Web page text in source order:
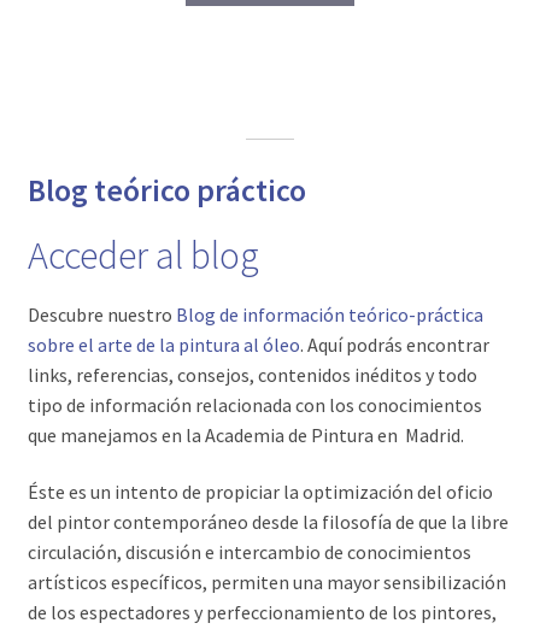
Blog teórico práctico
Acceder al blog
Descubre nuestro Blog de información teórico-práctica
sobre el arte de la pintura al óleo. Aquí podrás encontrar
links, referencias, consejos, contenidos inéditos y todo
tipo de información relacionada con los conocimientos
que manejamos en la Academia de Pintura en Madrid.
Éste es un intento de propiciar la optimización del oficio
del pintor contemporáneo desde la filosofía de que la libre
circulación, discusión e intercambio de conocimientos
artísticos específicos, permiten una mayor sensibilización
de los espectadores y perfeccionamiento de los pintores,